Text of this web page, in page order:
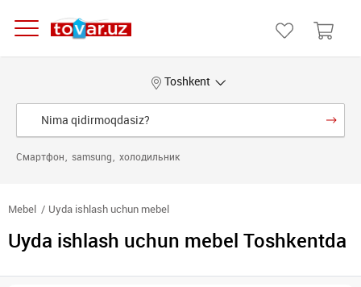
Toshkent
Смартфон samsung холодильник
Mebel Uyda ishlash uchun mebel
Uyda ishlash uchun mebel Toshkentda